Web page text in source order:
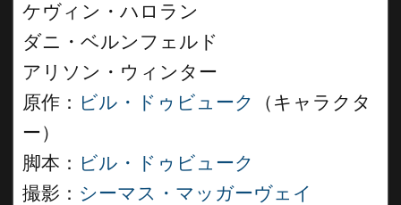
ケヴィン・ハロラン
ダニ・ベルンフェルド
アリソン・ウィンター
原作： ビル・ドゥビューク
（キャラクタ
ー）
脚本： ビル・ドゥビューク
撮影： シーマス・マッガーヴェイ